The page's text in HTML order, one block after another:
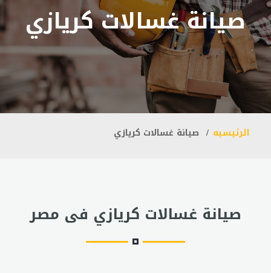
صيانة غسالات كريازي
الرئيسيه صيانة غسالات كريازي
صيانة غسالات كريازي فى مصر